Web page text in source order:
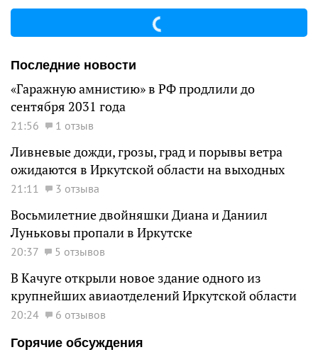
Последние новости
«Гаражную амнистию» в РФ продлили до
сентября 2031 года
21:56 1 отзыв
Ливневые дожди, грозы, град и порывы ветра
ожидаются в Иркутской области на выходных
21:11 3 отзыва
Восьмилетние двойняшки Диана и Даниил
Луньковы пропали в Иркутске
20:37 5 отзывов
В Качуге открыли новое здание одного из
крупнейших авиаотделений Иркутской области
20:24
6 отзывов
Горячие обсуждения